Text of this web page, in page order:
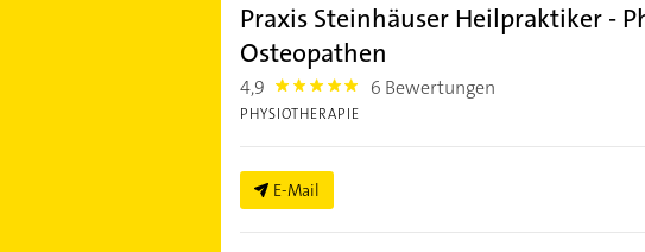
Praxis Steinhäuser Heilpraktiker -
Osteopathen
4,9 4.9 6 Bewertungen
PHYSIOTHERAPIE
E-Mail